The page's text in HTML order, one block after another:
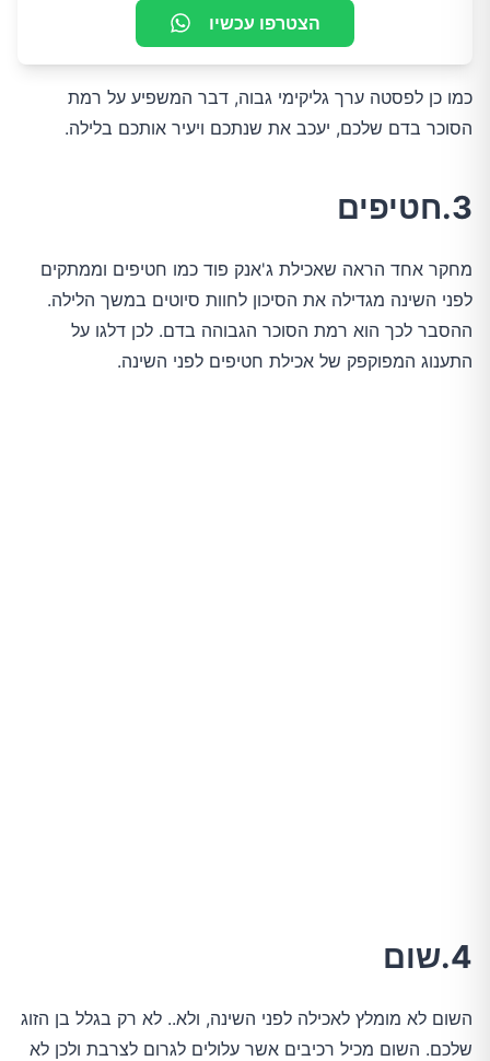
הצטרפו עכשיו
כמו כן לפסטה ערך גליקימי גבוה, דבר המשפיע על רמת
הסוכר בדם שלכם, יעכב את שנתכם ויעיר אותכם בלילה.
3.חטיפים
מחקר אחד הראה שאכילת ג'אנק פוד כמו חטיפים וממתקים
לפני השינה מגדילה את הסיכון לחוות סיוטים במשך הלילה.
ההסבר לכך הוא רמת הסוכר הגבוהה בדם. לכן דלגו על
התענוג המפוקפק של אכילת חטיפים לפני השינה.
4.שום
השום לא מומלץ לאכילה לפני השינה, ולא.. לא רק בגלל בן הזוג
שלכם. השום מכיל רכיבים אשר עלולים לגרום לצרבת ולכן לא